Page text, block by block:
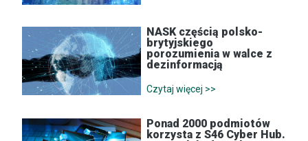
NASK częścią polsko-
brytyjskiego
porozumienia w walce z
dezinformacją
Czytaj więcej >>
Ponad 2000 podmiotów
korzysta z S46 Cyber Hub.